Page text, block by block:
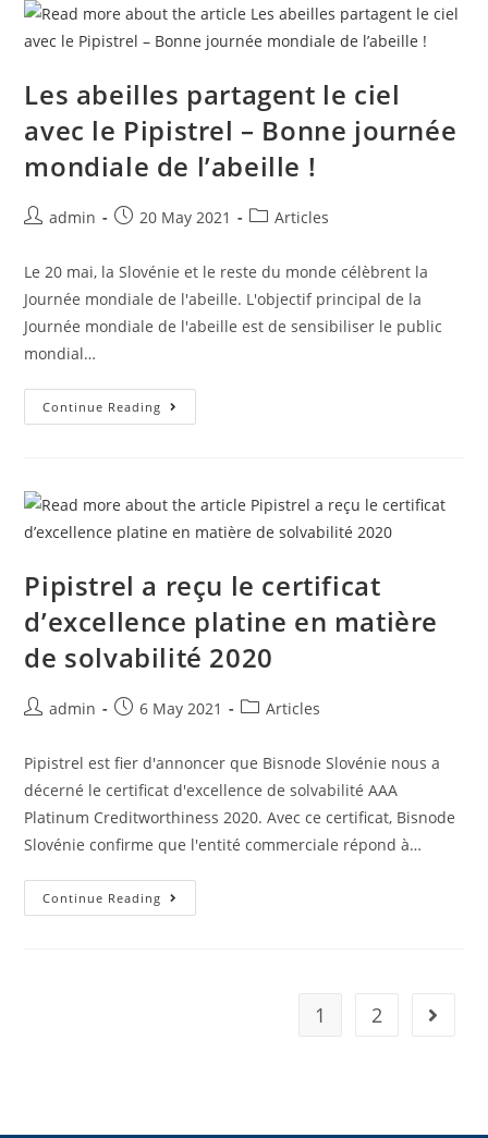
Les abeilles partagent le ciel
avec le Pipistrel – Bonne journée
mondiale de l’abeille !
admin 20 May 2021 Articles
Le 20 mai, la Slovénie et le reste du monde célèbrent la
Journée mondiale de l'abeille. L'objectif principal de la
Journée mondiale de l'abeille est de sensibiliser le public
mondial…
Continue Reading
Pipistrel a reçu le certificat
d’excellence platine en matière
de solvabilité 2020
admin 6 May 2021 Articles
Pipistrel est fier d'annoncer que Bisnode Slovénie nous a
décerné le certificat d'excellence de solvabilité AAA
Platinum Creditworthiness 2020. Avec ce certificat, Bisnode
Slovénie confirme que l'entité commerciale répond à…
Continue Reading
1 2